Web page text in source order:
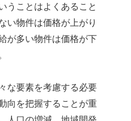
うことはよくあること
い物件は価格が上がり
が多い物件は価格が下
な要素を考慮する必要
向を把握することが重